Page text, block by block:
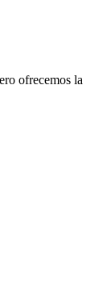
ofrecemos la